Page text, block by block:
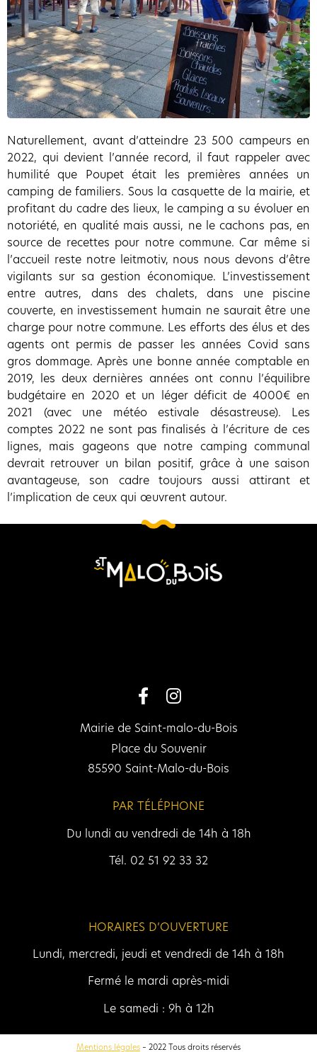
Naturellement, avant d’atteindre 23 500 campeurs en
2022, qui devient l’année record, il faut rappeler avec
humilité que Poupet était les premières années un
camping de familiers. Sous la casquette de la mairie, et
profitant du cadre des lieux, le camping a su évoluer en
notoriété, en qualité mais aussi, ne le cachons pas, en
source de recettes pour notre commune. Car même si
l’accueil reste notre leitmotiv, nous nous devons d’être
vigilants sur sa gestion économique. L’investissement
entre autres, dans des chalets, dans une piscine
couverte, en investissement humain ne saurait être une
charge pour notre commune. Les efforts des élus et des
agents ont permis de passer les années Covid sans
gros dommage. Après une bonne année comptable en
2019, les deux dernières années ont connu l’équilibre
budgétaire en 2020 et un léger déficit de 4000€ en
2021 (avec une météo estivale désastreuse). Les
comptes 2022 ne sont pas finalisés à l’écriture de ces
lignes, mais gageons que notre camping communal
devrait retrouver un bilan positif, grâce à une saison
avantageuse, son cadre toujours aussi attirant et
l’implication de ceux qui œuvrent autour.
Mairie de Saint-malo-du-Bois
Place du Souvenir
85590 Saint-Malo-du-Bois
PAR TÉLÉPHONE
Du lundi au vendredi de 14h à 18h
Tél. 02 51 92 33 32
HORAIRES D’OUVERTURE
Lundi, mercredi, jeudi et vendredi de 14h à 18h
Fermé le mardi après-midi
Le samedi : 9h à 12h
Mentions légales– 2022 Tous droits réservés